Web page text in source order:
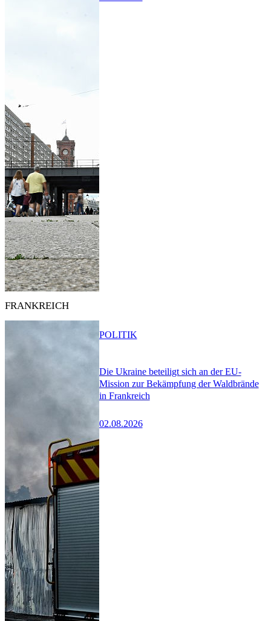
FRANKREICH
Die Ukraine beteiligt sich an der EU-
Mission zur Bekämpfung der Waldbrände
in Frankreich
02.08.2026
POLITIK